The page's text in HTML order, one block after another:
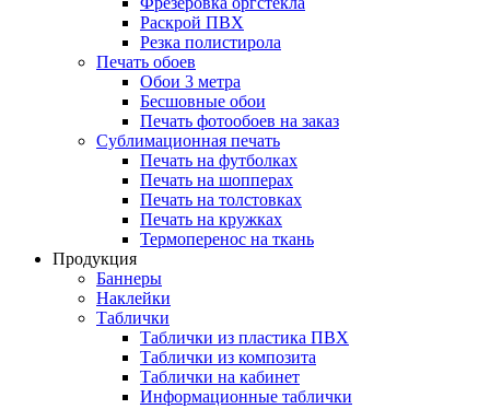
Раскрой ПВХ
Резка полистирола
Печать обоев
Обои 3 метра
Бесшовные обои
Печать фотообоев на заказ
Сублимационная печать
Печать на футболках
Печать на шопперах
Печать на толстовках
Печать на кружках
Термоперенос на ткань
Продукция
Баннеры
Наклейки
Таблички
Таблички из пластика ПВХ
Таблички из композита
Таблички на кабинет
Информационные таблички